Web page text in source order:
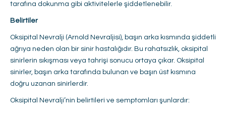
tarafına dokunma gibi aktivitelerle şiddetlenebilir.
Belirtiler
Oksipital Nevralji (Arnold Nevraljisi), başın arka kısmında şiddetli
ağrıya neden olan bir sinir hastalığıdır. Bu rahatsızlık, oksipital
sinirlerin sıkışması veya tahrişi sonucu ortaya çıkar. Oksipital
sinirler, başın arka tarafında bulunan ve başın üst kısmına
doğru uzanan sinirlerdir.
Oksipital Nevralji’nin belirtileri ve semptomları şunlardır: